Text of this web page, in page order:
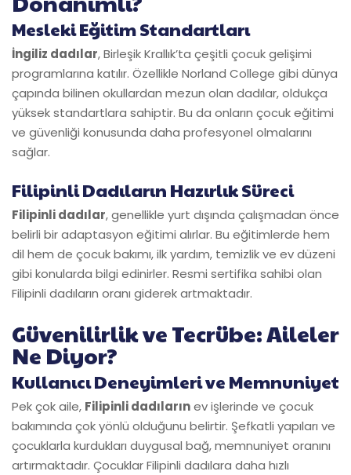
Mesleki Eğitim Standartları
İngiliz dadılar, Birleşik Krallık’ta çeşitli çocuk gelişimi
programlarına katılır. Özellikle Norland College gibi dünya
çapında bilinen okullardan mezun olan dadılar, oldukça
yüksek standartlara sahiptir. Bu da onların çocuk eğitimi
ve güvenliği konusunda daha profesyonel olmalarını
sağlar.
Filipinli Dadıların Hazırlık Süreci
Filipinli dadılar, genellikle yurt dışında çalışmadan önce
belirli bir adaptasyon eğitimi alırlar. Bu eğitimlerde hem
dil hem de çocuk bakımı, ilk yardım, temizlik ve ev düzeni
gibi konularda bilgi edinirler. Resmi sertifika sahibi olan
Filipinli dadıların oranı giderek artmaktadır.
Güvenilirlik ve Tecrübe: Aileler
Ne Diyor?
Kullanıcı Deneyimleri ve Memnuniyet
Pek çok aile, Filipinli dadılarınev işlerinde ve çocuk
bakımında çok yönlü olduğunu belirtir. Şefkatli yapıları ve
çocuklarla kurdukları duygusal bağ, memnuniyet oranını
artırmaktadır. Çocuklar Filipinli dadılara daha hızlı